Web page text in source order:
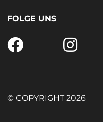
FOLGE UNS
© COPYRIGHT 2026